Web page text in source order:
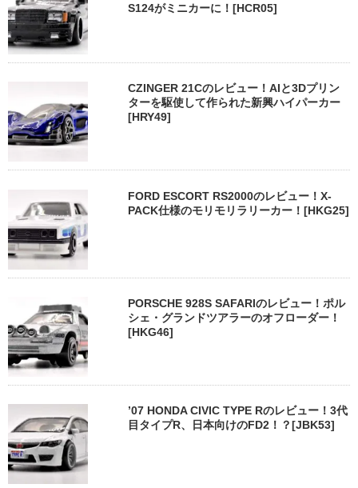
S124がミニカーに！[HCR05]
CZINGER 21Cのレビュー！AIと3Dプリン
ターを駆使して作られた新興ハイパーカー
[HRY49]
FORD ESCORT RS2000のレビュー！X-
PACK仕様のモリモリラリーカー！[HKG25]
PORSCHE 928S SAFARIのレビュー！ポル
シェ・グランドツアラーのオフローダー！
[HKG46]
’07 HONDA CIVIC TYPE Rのレビュー！3代
目タイプR、日本向けのFD2！？[JBK53]